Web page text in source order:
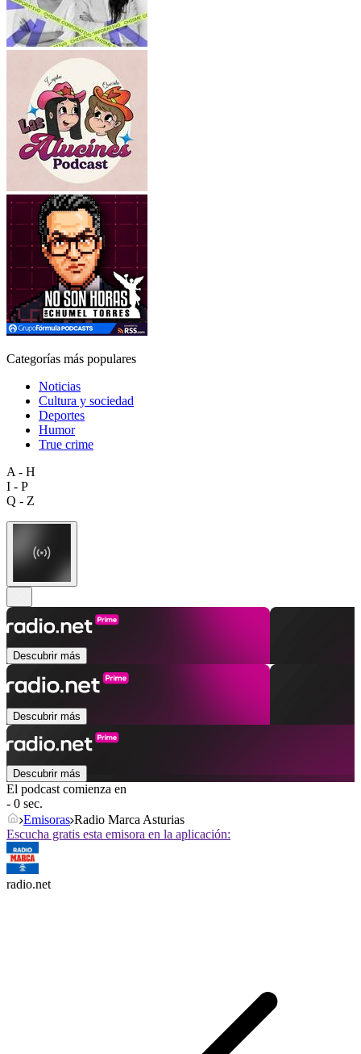
Categorías más populares
Noticias
Cultura y sociedad
Deportes
Humor
True crime
A - H
I - P
Q - Z
Descubrir más
Descubrir más
Descubrir más
El podcast comienza en
- 0 sec.
Emisoras Radio Marca Asturias
Escucha gratis esta emisora en la aplicación:
radio.net